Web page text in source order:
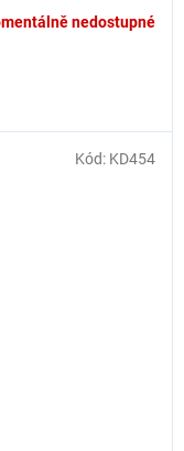
nedostupné
Kód: KD454